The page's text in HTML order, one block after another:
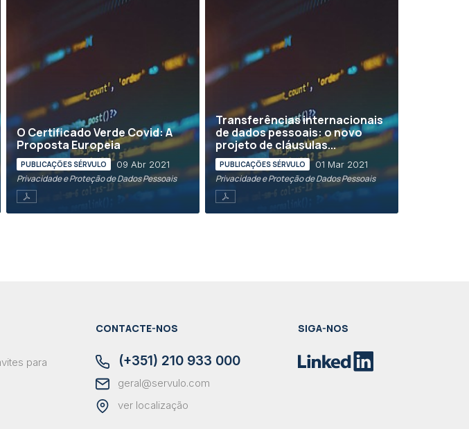
O Certificado Verde Covid: A
Proposta Europeia
PUBLICAÇÕES SÉRVULO 09 Abr 2021
Privacidade e Proteção de Dados Pessoais
Transferências internacionais
de dados pessoais: o novo
projeto de cláusulas...
PUBLICAÇÕES SÉRVULO 01 Mar 2021
Privacidade e Proteção de Dados Pessoais
para
CONTACTE-NOS
(+351) 210 933 000
geral@servulo.com
ver localização
SIGA-NOS